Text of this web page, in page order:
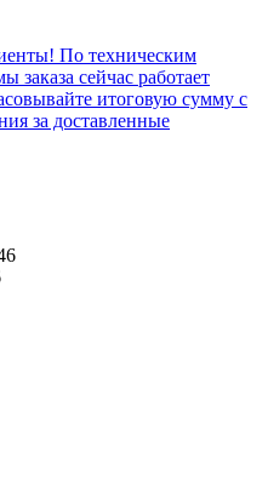
По техническим
заказа сейчас работает
итоговую сумму с
за доставленные